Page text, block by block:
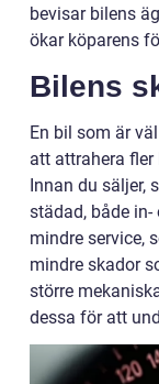
bevisar bilens
ökar köparens
Bilens
En bil som är
att attrahera
Innan du säljer,
städad, både
mindre service,
mindre skador
större
dessa för att